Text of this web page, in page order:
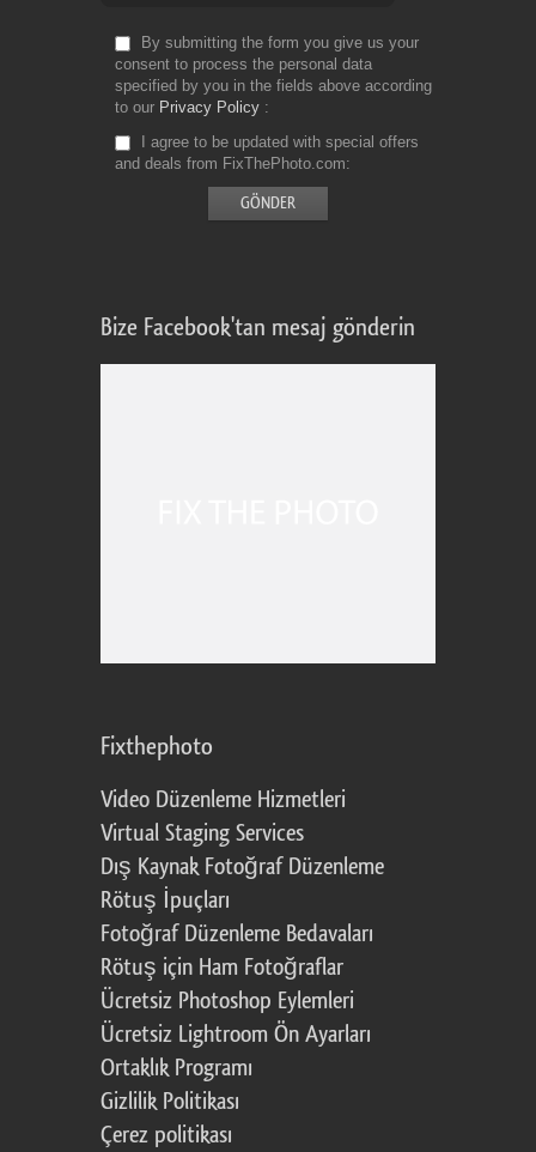
By submitting the form you give us your
consent to process the personal data
specified by you in the fields above according
to our Privacy Policy
I agree to be updated with special offers
and deals from FixThePhoto.com
Bize Facebook'tan mesaj gönderin
Fixthephoto
Video Düzenleme Hizmetleri
Virtual Staging Services
Dış Kaynak Fotoğraf Düzenleme
Rötuş İpuçları
Fotoğraf Düzenleme Bedavaları
Rötuş için Ham Fotoğraflar
Ücretsiz Photoshop Eylemleri
Ücretsiz Lightroom Ön Ayarları
Ortaklık Programı
Gizlilik Politikası
Çerez politikası